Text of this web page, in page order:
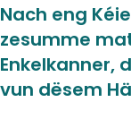
Nach eng
zesumme
Enkelkanner,
vun dësem